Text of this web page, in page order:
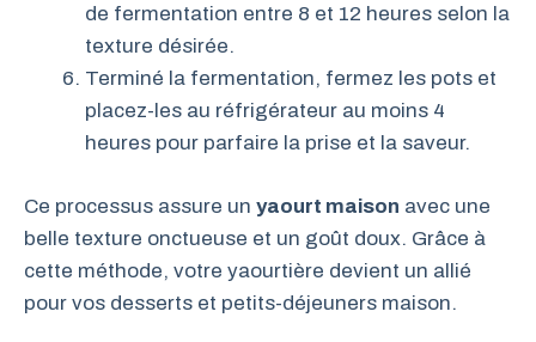
de fermentation entre 8 et 12 heures selon la
texture désirée.
Terminé la fermentation, fermez les pots et
placez-les au réfrigérateur au moins 4
heures pour parfaire la prise et la saveur.
Ce processus assure un yaourt maison avec une
belle texture onctueuse et un goût doux. Grâce à
cette méthode, votre yaourtière devient un allié
pour vos desserts et petits-déjeuners maison.